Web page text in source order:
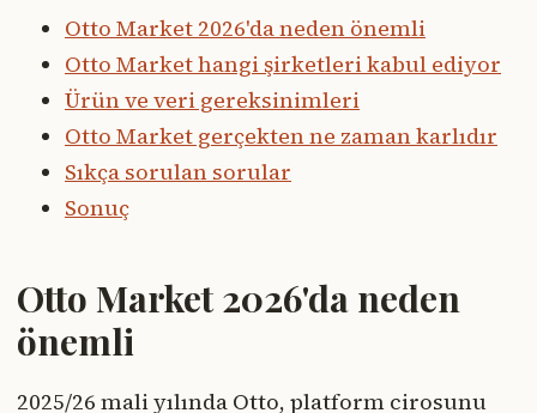
Otto Market 2026'da neden önemli
Otto Market hangi şirketleri kabul ediyor
Ürün ve veri gereksinimleri
Otto Market gerçekten ne zaman karlıdır
Sıkça sorulan sorular
Sonuç
Otto Market 2026'da neden
önemli
2025/26 mali yılında Otto, platform cirosunu